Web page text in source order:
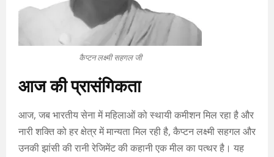
कैप्टन लक्ष्मी सहगल जी
आज की प्रासंगिकता
आज, जब भारतीय सेना में महिलाओं को स्थायी कमीशन मिल रहा है और
नारी शक्ति को हर क्षेत्र में मान्यता मिल रही है, कैप्टन लक्ष्मी सहगल और
उनकी झांसी की रानी रेजिमेंट की कहानी एक मील का पत्थर है। यह